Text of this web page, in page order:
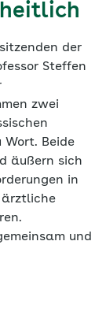
der
Steffen
zwei
Wort. Beide
äußern sich
in
ärztliche
und